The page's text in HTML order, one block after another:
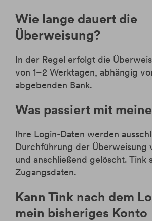
Wie lange dauert die
Überweisung?
In der Regel erfolgt die
von 1–2 Werktagen, abhängig
abgebenden Bank.
Was passiert mit
Ihre Login-Daten werden
Durchführung der Überweisung
und anschließend gelöscht. Tink
Zugangsdaten.
Kann Tink nach dem
mein bisheriges Konto